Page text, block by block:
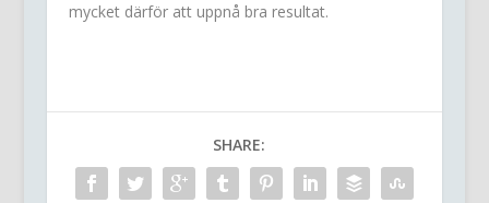
mycket därför att uppnå bra resultat.
SHARE: